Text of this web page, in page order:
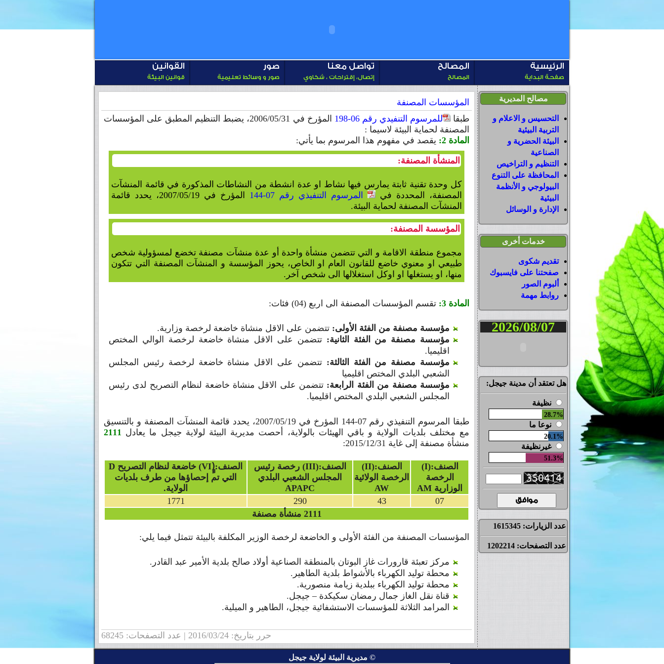
الرئيسية
صفحة البداية
المصالح
المصالح
تواصل معنا
إتصال، إقتراحات ، شكاوي
صور
صور و وسائط تعليمية
القوانين
قوانين البيئة
المؤسسات المصنفة
طبقا
للمرسوم التنفيدي رقم 06-198
المؤرخ في 2006/05/31، يضبط التنظيم المطبق على المؤسسات
المصنفة لحماية البيئة لاسيما :
المادة 2:
يقصد في مفهوم هذا المرسوم بما يأتي:
المنشأة المصنفة:
كل وحدة تقنية ثابتة يمارس فيها نشاط او عدة انشطة من النشاطات المذكورة في قائمة المنشآت
المصنفة، المحددة في
المرسوم التنفيذي رقم 07-144
المؤرخ في 2007/05/19، يحدد قائمة
المنشآت المصنفة لحماية البيئة.
المؤسسة المصنفة:
مجموع منطقة الاقامة و التي تتضمن منشأة واحدة أو عدة منشآت مصنفة تخضع لمسؤولية شخص
طبيعي او معنوي خاضع للقانون العام او الخاص، يحوز المؤسسة و المنشآت المصنفة التي تتكون
منها، او يستغلها او اوكل استغلالها الى شخص آخر.
المادة 3: تقسم المؤسسات المصنفة الى اربع (04) فئات:
مؤسسة مصنفة من الفئة الأولى: تتضمن على الاقل منشاة خاضعة لرخصة وزارية.
مؤسسة مصنفة من الفئة الثانية: تتضمن على الاقل منشاة خاضعة لرخصة الوالي المختص
اقليميا.
مؤسسة مصنفة من الفئة الثالثة: تتضمن على الاقل منشاة خاضعة لرخصة رئيس المجلس
الشعبي البلدي المختص اقليميا
مؤسسة مصنفة من الفئة الرابعة: تتضمن على الاقل منشاة خاضعة لنظام التصريح لدى رئيس
المجلس الشعبي البلدي المختص اقليميا.
طبقا المرسوم التنفيذي رقم 07-144 المؤرخ في 2007/05/19، يحدد قائمة المنشآت المصنفة و بالتنسيق
مع مختلف بلديات الولاية و باقي الهيئات بالولاية، أحصت مديرية البيئة لولاية جيجل ما يعادل 2111
منشأة مصنفة إلى غاية 2015/12/31:
الصنف:(I)
الرخصة
الوزارية AM
الصنف:(II)
الرخصة الولائية
AW
الصنف:(III)
رخصة رئيس
المجلس الشعبي البلدي
APAPC
الصنف:(ٍٍVI)
خاضعة لنظام التصريح D
التي تم إحصاؤها من طرف بلديات
الولاية.
07
43
290
1771
2111 منشأة مصنفة
المؤسسات المصنفة من الفئة الأولى و الخاضعة لرخصة الوزير المكلفة بالبيئة تتمثل فيما يلي:
مركز تعبئة قارورات غاز البوتان بالمنطقة الصناعية أولاد صالح بلدية الأمير عبد القادر.
محطة توليد الكهرباء بالأشواط بلدية الطاهير.
محطة توليد الكهرباء ببلدية زيامة منصورية.
قناة نقل الغاز جمال رمضان سكيكدة – جيجل.
المرامد الثلاثة للمؤسسات الاستشفائية جيجل، الطاهير و الميلية.
حرر بتاريخ: 2016/03/24 | عدد التصفحات: 68245
مصالح المديرية
التحسيس و الاعلام و
التربية البيئية
البيئة الحضرية و
الصناعية
التنظيم و التراخيص
المحافظة على التنوع
البيولوجي و الأنظمة
البيئية
الإدارة و الوسائل
خدمات أخرى
تقديم شكوى
صفحتنا على فايسبوك
ألبوم الصور
روابط مهمة
2026/08/07
هل تعتقد أن مدينة جيجل:
نظيفة
28.7%
نوعا ما
20.1%
غيرنظيفة
51.3%
عدد الزيارات: 1615345
عدد التصفحات: 1202214
© مديرية البيئة لولاية جيجل